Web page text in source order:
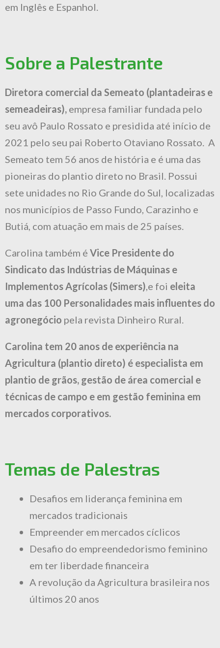
em Inglês e Espanhol.
Sobre a Palestrante
Diretora comercial da Semeato (plantadeiras e
semeadeiras), empresa familiar fundada pelo
seu avô Paulo Rossato e presidida até início de
2021 pelo seu pai Roberto Otaviano Rossato. A
Semeato tem 56 anos de história e é uma das
pioneiras do plantio direto no Brasil. Possui
sete unidades no Rio Grande do Sul, localizadas
nos municípios de Passo Fundo, Carazinho e
Butiá, com atuação em mais de 25 países.
Carolina também é Vice Presidente do
Sindicato das Indústrias de Máquinas e
Implementos Agrícolas (Simers),e foi eleita
uma das 100 Personalidades mais influentes do
agronegócio pela revista Dinheiro Rural.
Carolina tem 20 anos de experiência na
Agricultura (plantio direto) é especialista em
plantio de grãos, gestão de área comercial e
técnicas de campo e em gestão feminina em
mercados corporativos.
Temas de Palestras
Desafios em liderança feminina em
mercados tradicionais
Empreender em mercados cíclicos
Desafio do empreendedorismo feminino
em ter liberdade financeira
A revolução da Agricultura brasileira nos
últimos 20 anos